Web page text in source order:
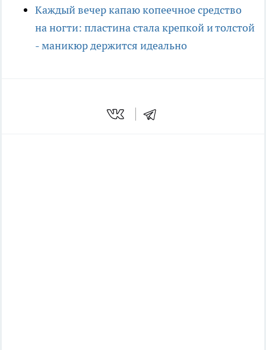
Каждый вечер капаю копеечное средство
на ногти: пластина стала крепкой и толстой
- маникюр держится идеально